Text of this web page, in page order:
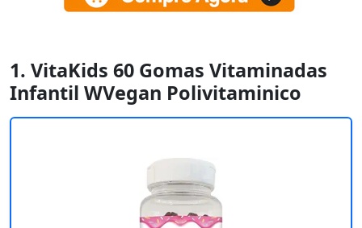
1. VitaKids 60 Gomas Vitaminadas
Infantil WVegan Polivitaminico